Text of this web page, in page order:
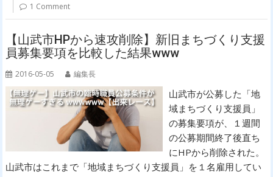
1 Comment
【山武市HPから速攻削除】新旧まちづくり支援
員募集要項を比較した結果www
2016-05-05 編集長
山武市が公募した「地
域まちづくり支援員」
の募集要項が、１週間
の公募期間終了後直ち
にHPから削除された。
山武市はこれまで「地域まちづくり支援員」を１名雇用してい